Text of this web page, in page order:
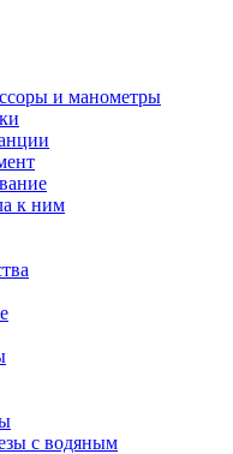
и манометры
к ним
с водяным